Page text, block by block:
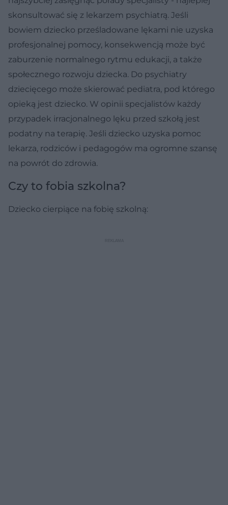
skonsultować się z lekarzem psychiatrą. Jeśli
bowiem dziecko prześladowane lękami nie uzyska
profesjonalnej pomocy, konsekwencją może być
zaburzenie normalnego rytmu edukacji, a także
społecznego rozwoju dziecka. Do psychiatry
dziecięcego może skierować pediatra, pod którego
opieką jest dziecko. W opinii specjalistów każdy
przypadek irracjonalnego lęku przed szkołą jest
podatny na terapię. Jeśli dziecko uzyska pomoc
lekarza, rodziców i pedagogów ma ogromne szansę
na powrót do zdrowia.
Czy to fobia szkolna?
Dziecko cierpiące na fobię szkolną: